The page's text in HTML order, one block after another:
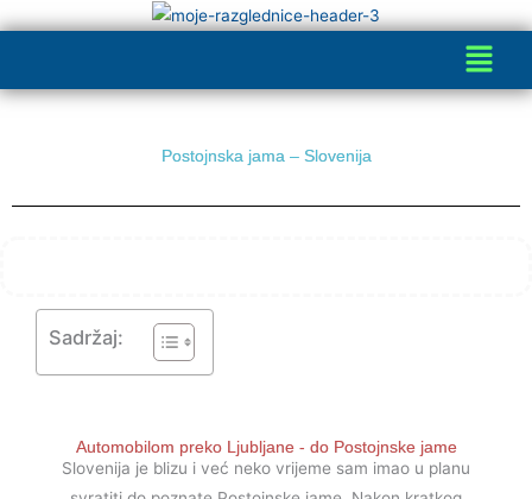
Menu
Postojnska jama – Slovenija
Sadržaj:
Automobilom preko Ljubljane - do Postojnske jame
Slovenija je blizu i već neko vrijeme sam imao u planu